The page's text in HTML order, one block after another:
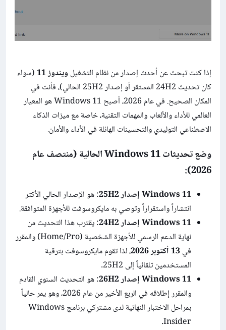
إذا كنت تبحث عن أحدث إصدار من نظام التشغيل ويندوز 11
(سواء
كان تحديث 24H2 المستقر أو إصدار 25H2 الحالي)، فأنت في
المكان الصحيح. في عام 2026، أصبح Windows 11 هو المعيار
العالمي للأداء والألعاب والمهمات التقنية، خاصة مع ميزات الذكاء
الاصطناعي التوليدي والتحسينات الهائلة في الأداء والأمان.
وضع تحديثات Windows 11 الحالية (منتصف عام
2026):
Windows 11 إصدار 25H2
: هو الإصدار الحالي الأكثر
انتشاراً واستقراراً وتوصي به مايكروسوفت للأجهزة المتوافقة.
Windows 11 إصدار 24H2
: يقترب هذا التحديث من
نهاية الدعم الرسمي للأجهزة الشخصية (Home/Pro) والمقرر
في13 أكتوبر 2026
، لذا تقوم مايكروسوفت بترقية
المستخدمين تلقائياً إلى 25H2.
Windows 11 إصدار 26H2
: هو التحديث السنوي القادم
والمقرر إطلاقه في الربع الأخير من عام 2026، وهو يمر حالياً
بمراحل الاختبار النهائية لدى مشتركي برنامج Windows
Insider.